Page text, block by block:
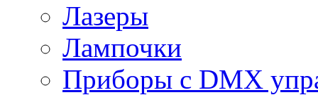
Лазеры
Лампочки
Приборы с DMX